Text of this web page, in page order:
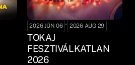
2026 JÚN 06 - 2026 AUG 29
TOKAJ
FESZTIVÁLKATLAN
2026